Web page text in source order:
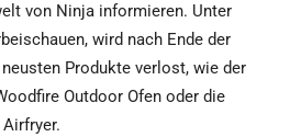
von Ninja informieren. Unter
wird nach Ende der
Produkte verlost, wie der
Outdoor Ofen oder die